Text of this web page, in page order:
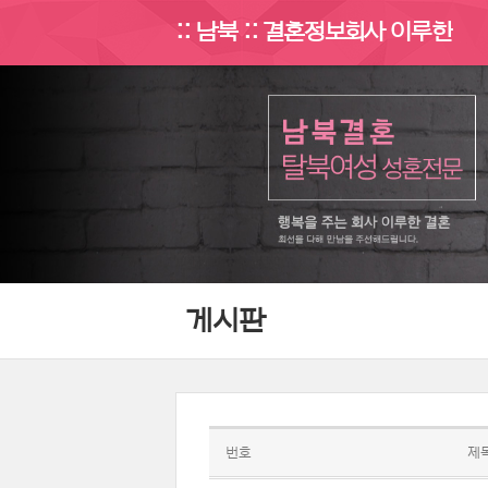
:: 남북 :: 결혼정보회사 이루한
게시판
번호 제